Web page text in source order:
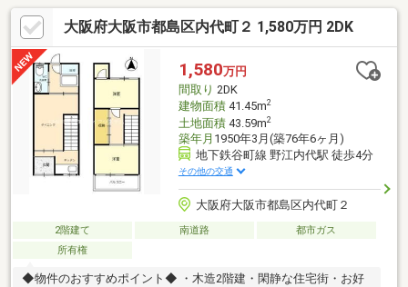
大阪府大阪市都島区内代町２ 1,580万円 2DK
1,580万円
間取り 2DK
建物面積41.45m2
土地面積43.59m2
築年月 1950年3月(築76年6ヶ月)
地下鉄谷町線 野江内代駅 徒歩4分
その他の交通
大阪府大阪市都島区内代町２
2階建て 南道路
都市ガス
所有権
◆物件のおすすめポイント◆ ・木造2階建・閑静な住宅街・お好